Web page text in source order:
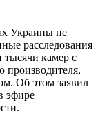
Украины не
расследования
тысячи камер с
производителя,
Об этом заявил
эфире